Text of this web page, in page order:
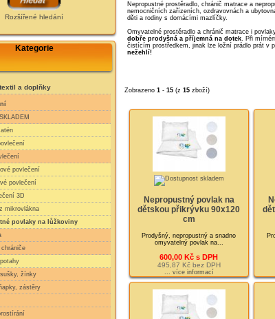
Rozšířené hledání
Kategorie
a doplňky
povlečení
povlečení
3D
mikrovlákna
povlaky na lůžkoviny
chrániče
žínky
zástěry
Nepropustné prostěradlo, chránič matrace a
nemocničních zařízeních, ozdravovnách a
děti a rodiny s domácími mazlíčky.
Omyvatelné prostěradlo a chránič matrace i
dobře prodyšná a příjemná na dotek. Při
čistícím prostředkem, jinak lze ložní prádlo prát v
nežehlí!
Zobrazeno 1 - 15(z 15zboží)
Nepropustný povlak na
dětskou přikrývku 90x120
cm
Prodyšný, nepropustný a snadno
omyvatelný povlak na...
600,00 Kč s DPH
495,87 Kč bez DPH
... více informací